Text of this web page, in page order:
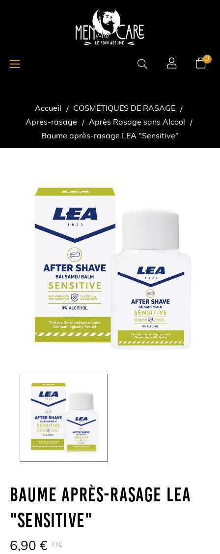
0
Basculer
la
☰
Accueil
COSMÉTIQUES DE RASAGE
Après-rasage
Après Rasage sans Alcool
Baume après-rasage LEA "Sensitive"
Baume Après-Rasage LEA
"Sensitive"
6,90 € TTC